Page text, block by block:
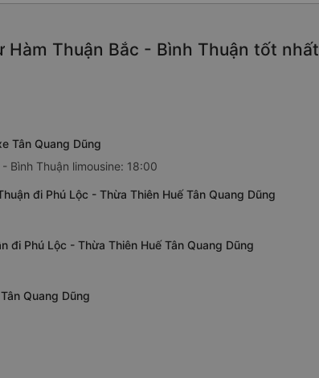
Hàm Thuận Bắc - Bình Thuận tốt nhất
Tân Quang Dũng
Bình Thuận limousine: 18:00
đi Phú Lộc - Thừa Thiên Huế Tân Quang Dũng
đi Phú Lộc - Thừa Thiên Huế Tân Quang Dũng
Quang Dũng